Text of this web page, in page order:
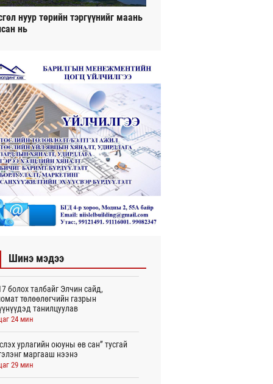
нуур төрийн тэргүүнийг маань
нь
Шинэ мэдээ
болох талбайг Элчин сайд,
төлөөлөгчийн газрын
танилцуулав
24 мин
урлагийн оюуны өв сан” тусгай
маргааш нээнэ
29 мин